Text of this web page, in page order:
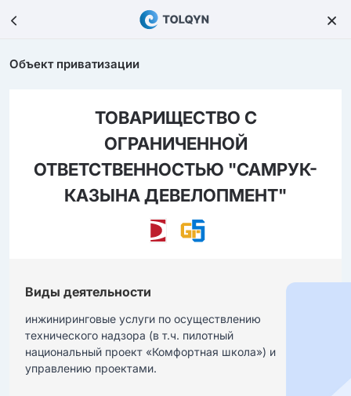
Объект приватизации
ТОВАРИЩЕСТВО С
ОГРАНИЧЕННОЙ
ОТВЕТСТВЕННОСТЬЮ "САМРУК-
КАЗЫНА ДЕВЕЛОПМЕНТ"
Виды деятельности
инжиниринговые услуги по осуществлению
технического надзора (в т.ч. пилотный
национальный проект «Комфортная школа») и
управлению проектами.